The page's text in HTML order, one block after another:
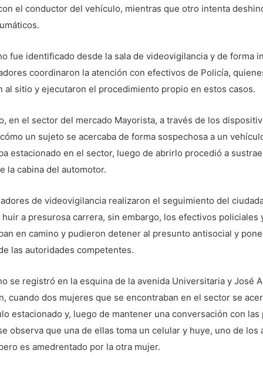
el conductor del vehículo, mientras que otro intenta
fue identificado desde la sala de videovigilancia y de forma
coordinaron la atención con efectivos de Policía,
al sitio y ejecutaron el procedimiento propio en estos casos.
en el sector del mercado Mayorista, a través de los
un sujeto se acercaba de forma sospechosa a un
estacionado en el sector, luego de abrirlo procedió a
la cabina del automotor.
de videovigilancia realizaron el seguimiento del
a presurosa carrera, sin embargo, los efectivos policiales
en camino y pudieron detener al presunto antisocial y
las autoridades competentes.
se registró en la esquina de la avenida Universitaria y José
cuando dos mujeres que se encontraban en el sector se
estacionado y, luego de mantener una conversación con las
observa que una de ellas toma un celular y huye, uno de los
es amedrentado por la otra mujer.